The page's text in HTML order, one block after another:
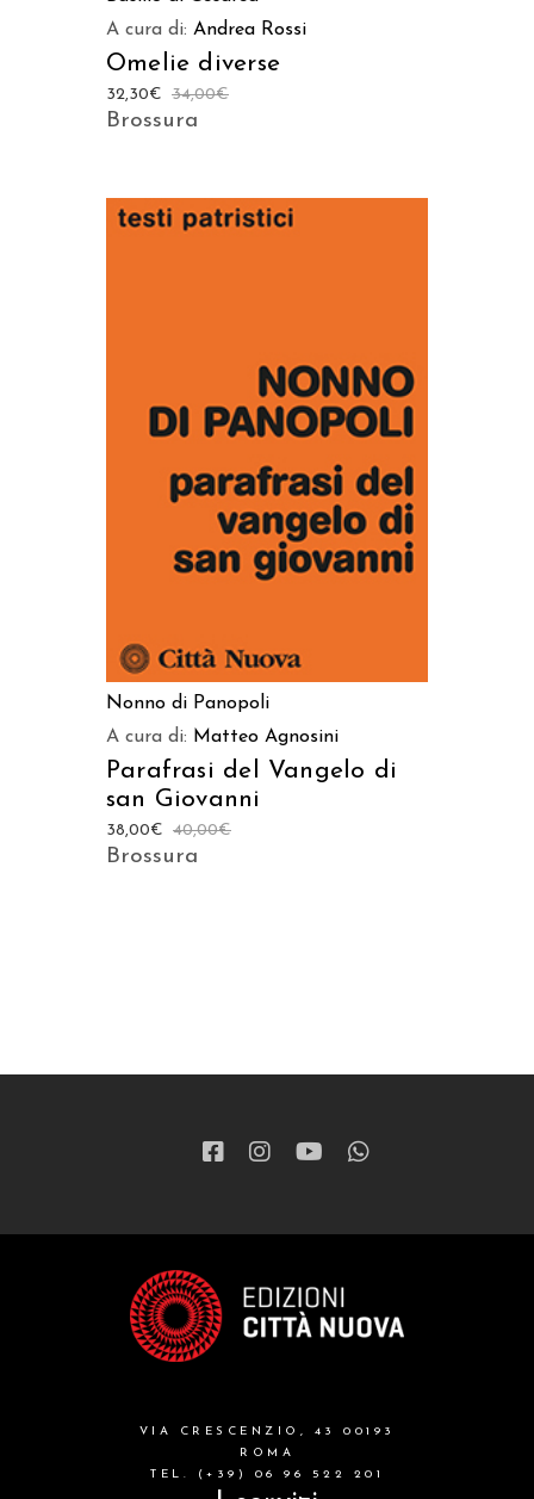
A cura di: Andrea Rossi
Omelie diverse
34,00€
32,30€
Brossura
AGGIUNGI AL CARRELLO
Nonno di Panopoli
A cura di: Matteo Agnosini
Parafrasi del Vangelo di
san Giovanni
40,00€
38,00€
Brossura
VIA CRESCENZIO, 43 00193
ROMA
TEL. (+39) 06 96 522 201